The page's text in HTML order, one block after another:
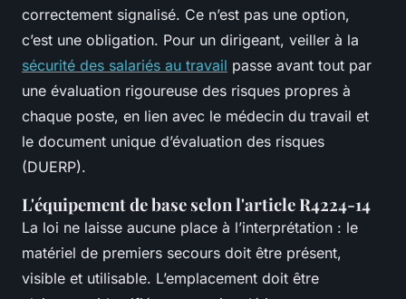
correctement signalisé. Ce n’est pas une option,
c’est une obligation. Pour un dirigeant, veiller à la
sécurité des salariés au travail passe avant tout par
une évaluation rigoureuse des risques propres à
chaque poste, en lien avec le médecin du travail et
le document unique d’évaluation des risques
(DUERP).
L'équipement de base selon l'article R4224-14
La loi ne laisse aucune place à l’interprétation : le
matériel de premiers secours doit être présent,
visible et utilisable. L’emplacement doit être